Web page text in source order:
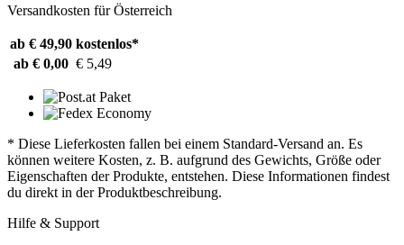
Versandkosten für Österreich
ab € 49,90 kostenlos*
ab € 0,00 € 5,49
* Diese Lieferkosten fallen bei einem Standard-Versand an. Es
können weitere Kosten, z. B. aufgrund des Gewichts, Größe oder
Eigenschaften der Produkte, entstehen. Diese Informationen findest
du direkt in der Produktbeschreibung.
Hilfe & Support